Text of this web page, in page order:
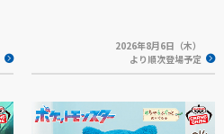
2026年8月6日（木）
より順次登場予定